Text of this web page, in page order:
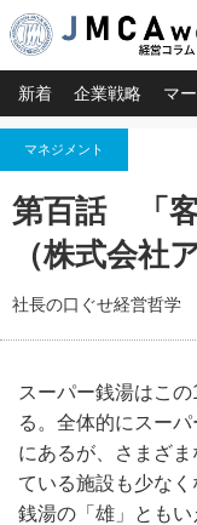
新着 企業戦略 マ
マネジメント
第百話 「客
（株式会社
社長の口ぐせ経営哲学
スーパー銭湯はこ
る。全体的にスー
にあるが、さまざ
ている施設も少な
銭湯の「雄」とも